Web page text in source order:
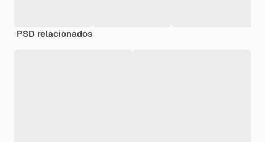
PSD relacionados